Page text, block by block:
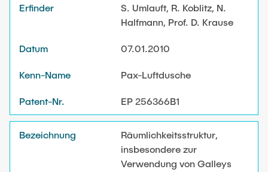
S. Umlauft, R. Koblitz, N.
Halfmann, Prof. D. Krause
07.01.2010
Pax-Luftdusche
EP 256366B1
Räumlichkeitsstruktur,
insbesondere zur
Verwendung von Galleys